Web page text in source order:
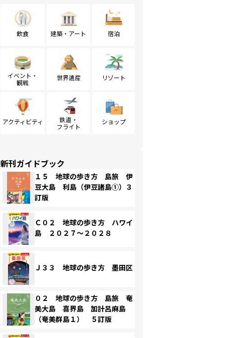
飲食 建築・アート 宿泊
イベント・
観戦
世界遺産 リゾート
アクティビティ
鉄道・
フライト
ショップ
新刊ガイドブック
１５ 地球の歩き方 島旅 伊
豆大島 利島（伊豆諸島①）３
訂版
Ｃ０２ 地球の歩き方 ハワイ
島 ２０２７～２０２８
Ｊ３３ 地球の歩き方 墨田区
０２ 地球の歩き方 島旅 奄
美大島 喜界島 加計呂麻島
（奄美群島１） ５訂版